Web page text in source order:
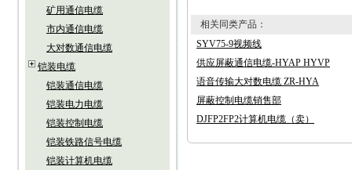
矿用通信电缆
市内通信电缆
大对数通信电缆
铠装电缆
铠装通信电缆
铠装电力电缆
铠装控制电缆
铠装铁路信号电缆
铠装计算机电缆
相关同类产品：
SYV75-9视频线
供应屏蔽通信电缆-HYAP HYVP
语音传输大对数电缆 ZR-HYA
屏蔽控制电缆销售部
DJFP2FP2计算机电缆（卖）